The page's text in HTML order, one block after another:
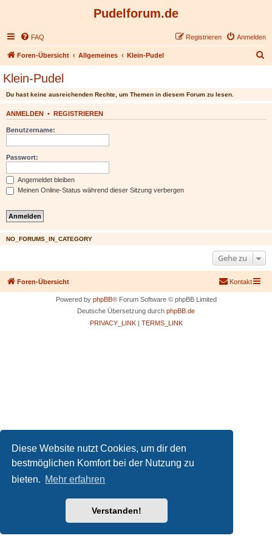
Diese Website nutzt Cookies, um dir den
bestmöglichen Komfort bei der Nutzung zu
bieten. Mehr erfahren
Verstanden!
Pudelforum.de
FAQ Anmelden
Registrieren
Foren-Übersicht Allgemeines Klein-Pudel
Klein-Pudel
Du hast keine ausreichenden Rechte, um Themen in diesem Forum zu lesen.
ANMELDEN • REGISTRIEREN
Benutzername:
Passwort:
Angemeldet bleiben
Meinen Online-Status während dieser Sitzung verbergen
NO_FORUMS_IN_CATEGORY
Gehe zu
Foren-Übersicht Kontakt
Powered by phpBB® Forum Software © phpBB Limited
Deutsche Übersetzung durch phpBB.de
PRIVACY_LINK| TERMS_LINK